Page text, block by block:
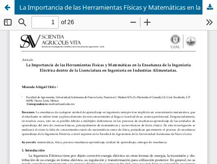
La Importancia de las Herramientas Físicas y Matemáticas en la Enseñanza de la Ingeniería Eléctrica dentro de la Licenciatura en Ingeniería en Industrias Alimentarias